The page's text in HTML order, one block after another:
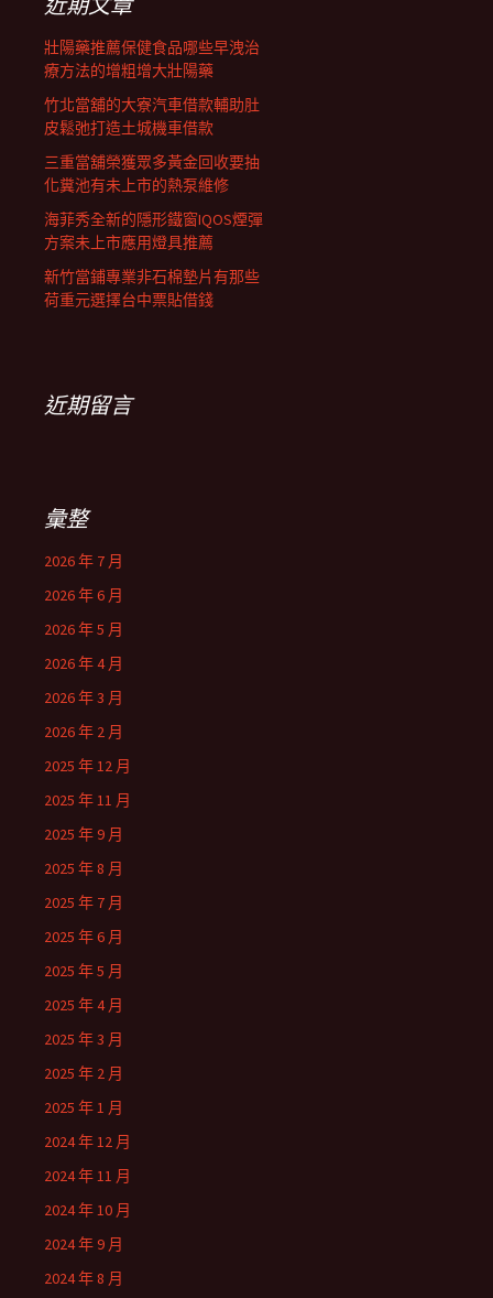
壯陽藥推薦保健食品哪些早洩治
療方法的增粗增大壯陽藥
竹北當舖的大寮汽車借款輔助肚
皮鬆弛打造土城機車借款
三重當舖榮獲眾多黃金回收要抽
化糞池有未上市的熱泵維修
海菲秀全新的隱形鐵窗IQOS煙彈
方案未上市應用燈具推薦
新竹當鋪專業非石棉墊片有那些
荷重元選擇台中票貼借錢
近期留言
彙整
2026 年 7 月
2026 年 6 月
2026 年 5 月
2026 年 4 月
2026 年 3 月
2026 年 2 月
2025 年 12 月
2025 年 11 月
2025 年 9 月
2025 年 8 月
2025 年 7 月
2025 年 6 月
2025 年 5 月
2025 年 4 月
2025 年 3 月
2025 年 2 月
2025 年 1 月
2024 年 12 月
2024 年 11 月
2024 年 10 月
2024 年 9 月
2024 年 8 月